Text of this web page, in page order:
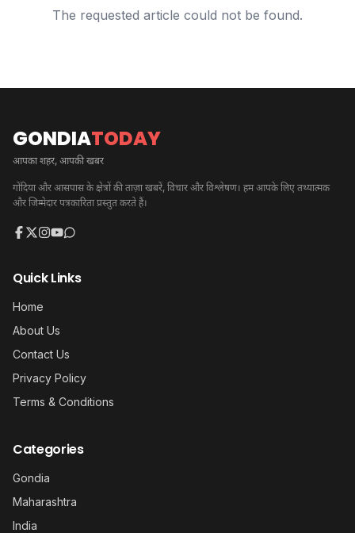
The requested article could not be found.
GONDIATODAY
आपका शहर, आपकी खबर
गोंदिया और आसपास के क्षेत्रों की ताज़ा खबरें, विचार और विश्लेषण। हम आपके लिए तथ्यात्मक
और जिम्मेदार पत्रकारिता प्रस्तुत करते हैं।
Quick Links
Home
About Us
Contact Us
Privacy Policy
Terms & Conditions
Categories
Gondia
Maharashtra
India